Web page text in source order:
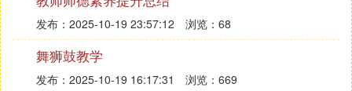
饮酒 陶渊明
木兰诗 北朝民歌
送杜少府之任蜀州 王 勃
发布：2025-10-19 23:57:12 浏览：68
舞狮鼓教学
发布：2025-10-19 16:17:31 浏览：669